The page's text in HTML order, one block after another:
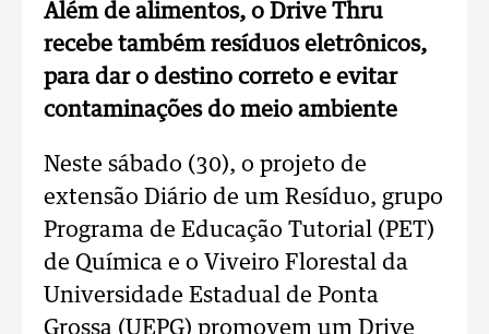
Além de alimentos, o Drive Thru
recebe também resíduos eletrônicos,
para dar o destino correto e evitar
contaminações do meio ambiente
Neste sábado (30), o projeto de
extensão Diário de um Resíduo, grupo
Programa de Educação Tutorial (PET)
de Química e o Viveiro Florestal da
Universidade Estadual de Ponta
Grossa (UEPG) promovem um Drive